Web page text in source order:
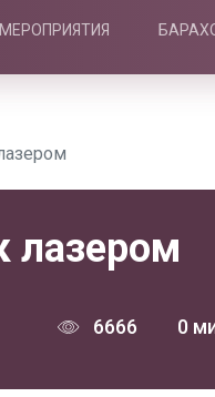
МЕРОПРИЯТИЯ
лазером
6666 0